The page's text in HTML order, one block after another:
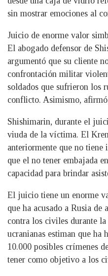
sin mostrar emociones al
Juicio de enorme valor
El abogado defensor de
argumentó que su cliente
confrontación militar
soldados que sufrieron los
conflicto. Asimismo, afirmó
Shishimarin, durante el
viuda de la víctima. El
anteriormente que no
que el no tener embajada
capacidad para brindar
El juicio tiene un enorme
que ha acusado a Rusia de
contra los civiles durante
ucranianas estiman que ha
10.000 posibles crímenes
tener como objetivo a los